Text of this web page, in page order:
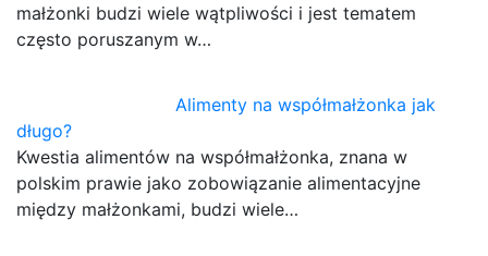
małżonki budzi wiele wątpliwości i jest tematem
często poruszanym w…
Alimenty na współmałżonka jak
długo?
Kwestia alimentów na współmałżonka, znana w
polskim prawie jako zobowiązanie alimentacyjne
między małżonkami, budzi wiele…